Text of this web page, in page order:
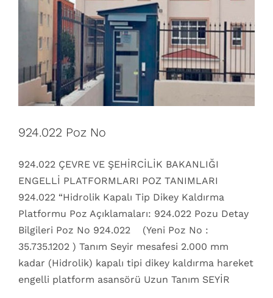
924.022 Poz No
924.022 ÇEVRE VE ŞEHİRCİLİK BAKANLIĞI
ENGELLİ PLATFORMLARI POZ TANIMLARI
924.022 “Hidrolik Kapalı Tip Dikey Kaldırma
Platformu Poz Açıklamaları: 924.022 Pozu Detay
Bilgileri Poz No 924.022 (Yeni Poz No :
35.735.1202 ) Tanım Seyir mesafesi 2.000 mm
kadar (Hidrolik) kapalı tipi dikey kaldırma hareket
engelli platform asansörü Uzun Tanım SEYİR